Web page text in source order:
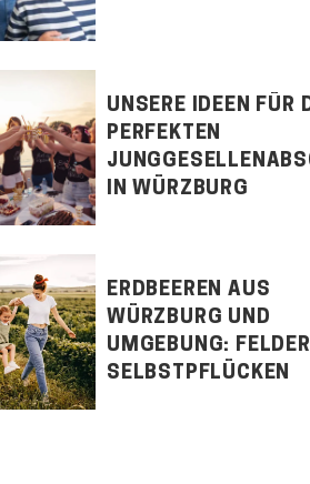
UNSERE IDEEN FÜR
PERFEKTEN
IN WÜRZBURG
ERDBEEREN AUS
WÜRZBURG UND
UMGEBUNG:
SELBSTPFLÜCKEN